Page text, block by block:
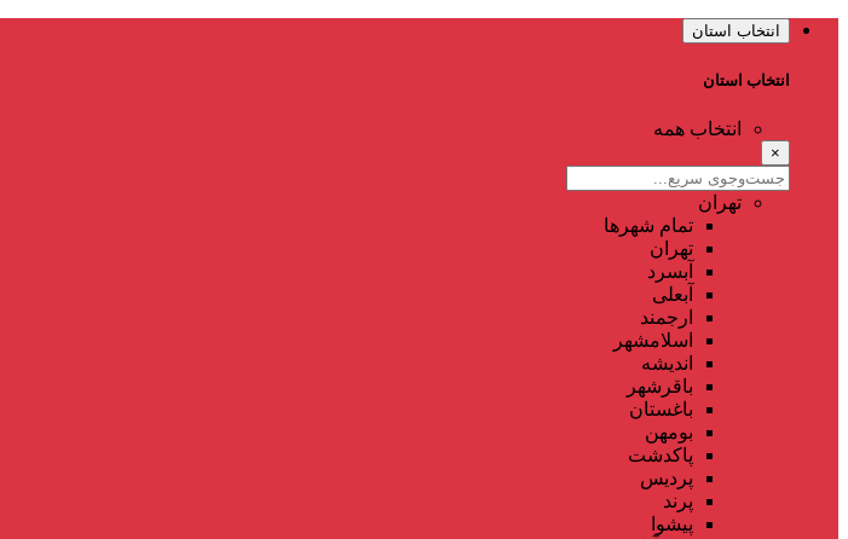
انتخاب استان
انتخاب استان
انتخاب همه
×
تهران
تمام شهر‌ها
تهران
آبسرد
آبعلی
ارجمند
اسلامشهر
اندیشه
باقرشهر
باغستان
بومهن
پاکدشت
پردیس
پرند
پیشوا